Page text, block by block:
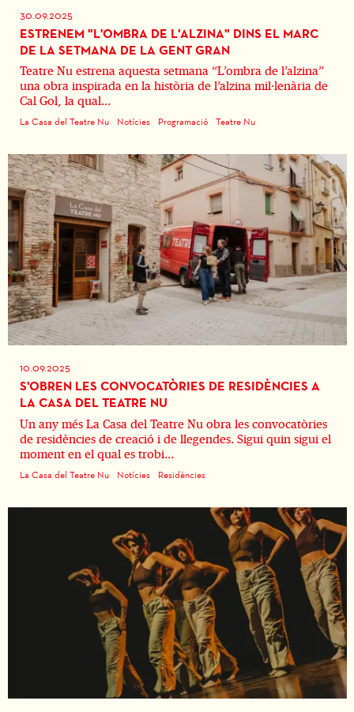
30.09.2025
ESTRENEM "L'OMBRA DE L'ALZINA" DINS EL MARC
DE LA SETMANA DE LA GENT GRAN
Teatre Nu estrena aquesta setmana “L’ombra de l’alzina”
una obra inspirada en la història de l’alzina mil·lenària de
Cal Gol, la qual...
La Casa del Teatre Nu Notícies Programació Teatre Nu
10.09.2025
S'OBREN LES CONVOCATÒRIES DE RESIDÈNCIES A
LA CASA DEL TEATRE NU
Un any més La Casa del Teatre Nu obra les convocatòries
de residències de creació i de llegendes. Sigui quin sigui el
moment en el qual es trobi...
La Casa del Teatre Nu Notícies Residències